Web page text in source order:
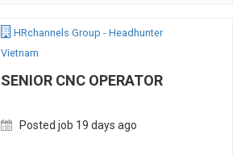
HRchannels Group - Headhunter
Vietnam
SENIOR CNC OPERATOR
Posted job 19 days ago